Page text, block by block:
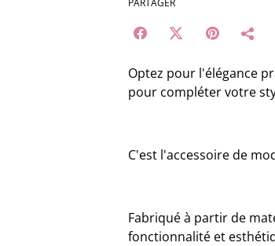
PARTAGER
Optez pour l'élégance
pour compléter votre
C'est l'accessoire de
Fabriqué à partir de
fonctionnalité et